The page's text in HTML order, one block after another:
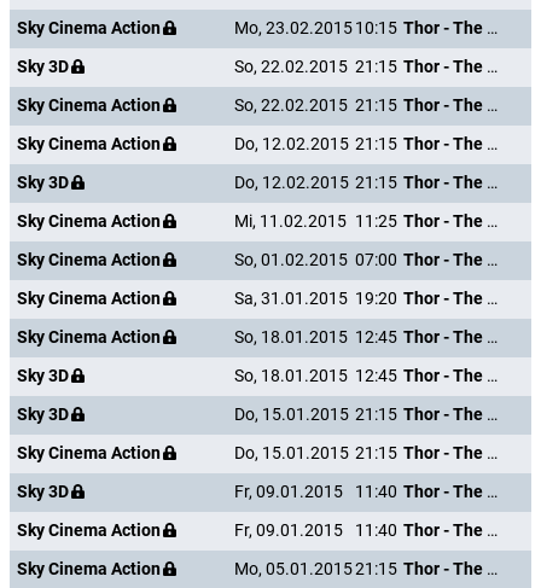
Sky Cinema Action
Mo, 23.02.201510:15
Thor - The Dark Kingdom
Sky 3D
So, 22.02.2015 21:15
Thor - The Dark Kingdom
Sky Cinema Action
So, 22.02.2015 21:15
Thor - The Dark Kingdom
Sky Cinema Action
Do, 12.02.2015 21:15
Thor - The Dark Kingdom
Sky 3D
Do, 12.02.2015 21:15
Thor - The Dark Kingdom
Sky Cinema Action
Mi, 11.02.2015 11:25
Thor - The Dark Kingdom
Sky Cinema Action
So, 01.02.2015 07:00
Thor - The Dark Kingdom
Sky Cinema Action
Sa, 31.01.2015 19:20
Thor - The Dark Kingdom
Sky Cinema Action
So, 18.01.2015 12:45
Thor - The Dark Kingdom
Sky 3D
So, 18.01.2015 12:45
Thor - The Dark Kingdom
Sky 3D
Do, 15.01.2015 21:15
Thor - The Dark Kingdom
Sky Cinema Action
Do, 15.01.2015 21:15
Thor - The Dark Kingdom
Sky 3D
Fr, 09.01.2015 11:40
Thor - The Dark Kingdom
Sky Cinema Action
Fr, 09.01.2015 11:40
Thor - The Dark Kingdom
Sky Cinema Action
Mo, 05.01.201521:15
Thor - The Dark Kingdom